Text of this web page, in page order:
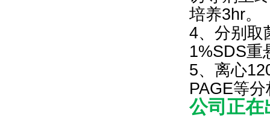
培养3hr。
4、分别取
1%SDS
5、离心
PAGE等
公司正在